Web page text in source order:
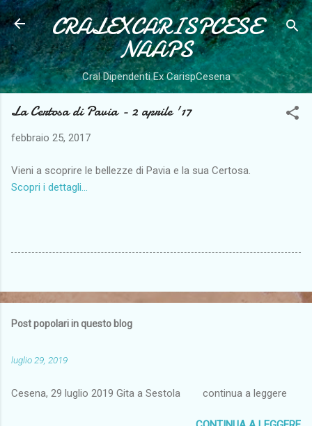
Passa ai contenuti principali
CRALEXCARISPCESE
NAAPS
Cral Dipendenti Ex CarispCesena
La Certosa di Pavia - 2 aprile '17
febbraio 25, 2017
Vieni a scoprire le bellezze di Pavia e la sua Certosa.
Scopri i dettagli...
Post popolari in questo blog
luglio 29, 2019
Cesena, 29 luglio 2019 Gita a Sestola continua a leggere